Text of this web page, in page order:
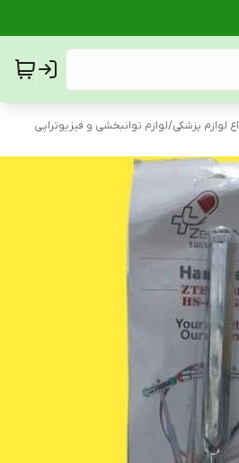
لوازم پزشکی/لوازم توانبخشی و فیزیوتراپی